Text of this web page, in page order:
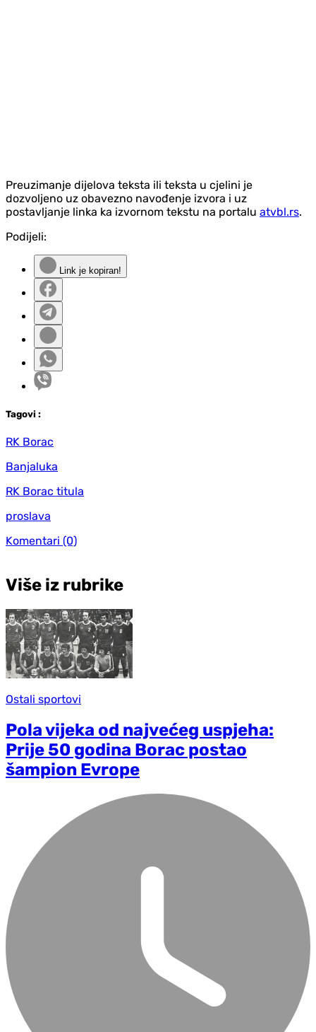
Preuzimanje dijelova teksta ili teksta u cjelini je
dozvoljeno uz obavezno navođenje izvora i uz
postavljanje linka ka izvornom tekstu na portalu atvbl.rs.
Podijeli:
Link je kopiran!
Tagovi :
RK Borac
Banjaluka
RK Borac titula
proslava
Komentari (0)
Više iz rubrike
Ostali sportovi
Pola vijeka od najvećeg uspjeha:
Prije 50 godina Borac postao
šampion Evrope